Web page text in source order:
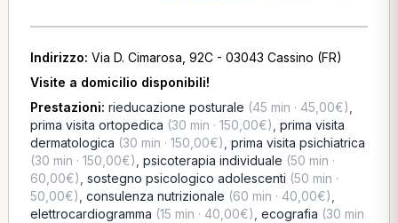
Indirizzo: Via D. Cimarosa, 92C - 03043 Cassino (FR)
Visite a domicilio disponibili!
Prestazioni: rieducazione posturale (45 min · 45,00€)
prima visita ortopedica (30 min · 150,00€) prima visita
dermatologica (30 min · 150,00€) prima visita psichiatrica
(30 min · 150,00€) psicoterapia individuale (50 min ·
60,00€) sostegno psicologico adolescenti (50 min ·
50,00€) consulenza nutrizionale (60 min · 40,00€)
elettrocardiogramma (15 min · 40,00€) ecografia (30 min